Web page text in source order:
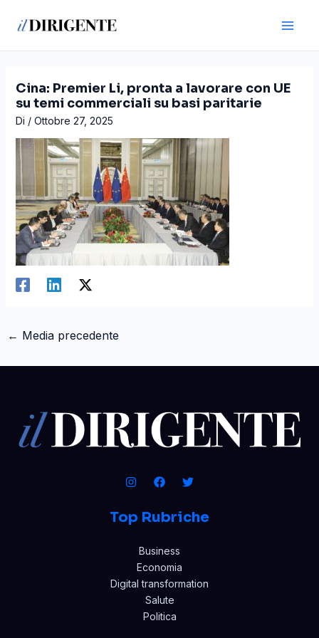
Cina: Premier Li, pronta a lavorare con UE
su temi commerciali su basi paritarie
Di / Ottobre 27, 2025
articoli
← Media precedente
Top Rubriche
Business
Economia
Digital transformation
Salute
Politica